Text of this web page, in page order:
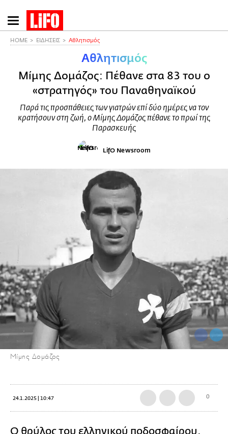
Παράκαμψη
προς
HOME ΕΙΔΗΣΕΙΣ Αθλητισμός
Αθλητισμός
Μίμης Δομάζος: Πέθανε στα 83 του ο
«στρατηγός» του Παναθηναϊκού
Παρά τις προσπάθειες των γιατρών επί δύο ημέρες να τον
κρατήσουν στη ζωή, ο Μίμης Δομάζος πέθανε το πρωί της
Παρασκευής
LifO Newsroom
Μίμης Δομάζος
24.1.2025 | 10:47 0
Ο θρύλος του ελληνικού ποδοσφαίρου,